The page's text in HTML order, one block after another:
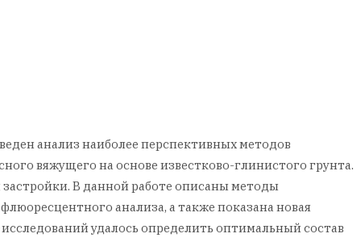
анализ наиболее перспективных методов
вяжущего на основе известково-глинистого грунта.
В данной работе описаны методы
анализа, а также показана новая
удалось определить оптимальный состав